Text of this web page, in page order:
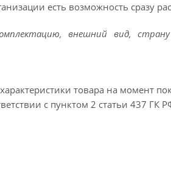
есть возможность сразу
внешний вид,
товара на момент
с пунктом 2 статьи 437 ГК